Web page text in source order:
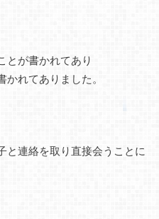
とが書かれてあり
れてありました。
と連絡を取り直接会うことに